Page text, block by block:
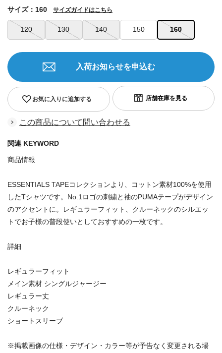
120 130 140 150 160
サイズ：160 サイズガイドはこちら
お気に入りに追加する
入荷お知らせを申込む
この商品について問い合わせる
関連 KEYWORD
商品情報
ESSENTIALS TAPEコレクションより、コットン素材100%を使用
したTシャツです。No.1ロゴの刺繍と袖のPUMAテープがデザイン
のアクセントに。レギュラーフィット、クルーネックのシルエッ
トでお子様の普段使いとしておすすめの一枚です。
詳細
レギュラーフィット
メイン素材 シングルジャージー
レギュラー丈
クルーネック
ショートスリーブ
※掲載画像の仕様・デザイン・カラー等が予告なく変更される場